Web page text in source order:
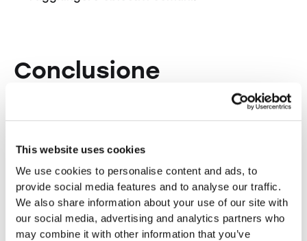
This website uses cookies
We use cookies to personalise content and ads, to
provide social media features and to analyse our traffic.
We also share information about your use of our site with
our social media, advertising and analytics partners who
may combine it with other information that you’ve
Conclusione
La motivazione e la fidelizzazione dei dipendenti
sono elementi essenziali per il successo di una
positiva, offrendo opportunità di sviluppo e
incentivando lo spirito di squadra, le startup
possono non solo attrarre i migliori talenti, ma
anche trattenerli nel lungo termine. Un team
motivato è la chiave per una crescita sostenibile
e un successo duraturo.